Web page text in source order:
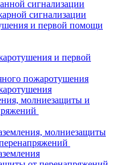
сигнализации
сигнализации
и первой помощи
и первой
пожаротушения
молниезащиты и
молниезащиты